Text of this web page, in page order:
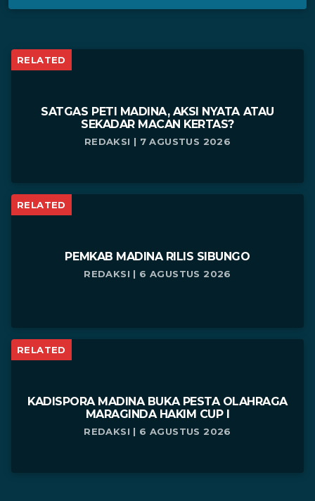
RELATED
SATGAS PETI MADINA, AKSI NYATA ATAU
SEKADAR MACAN KERTAS?
REDAKSI | 7 AGUSTUS 2026
RELATED
PEMKAB MADINA RILIS SIBUNGO
REDAKSI | 6 AGUSTUS 2026
RELATED
KADISPORA MADINA BUKA PESTA OLAHRAGA
MARAGINDA HAKIM CUP I
REDAKSI | 6 AGUSTUS 2026